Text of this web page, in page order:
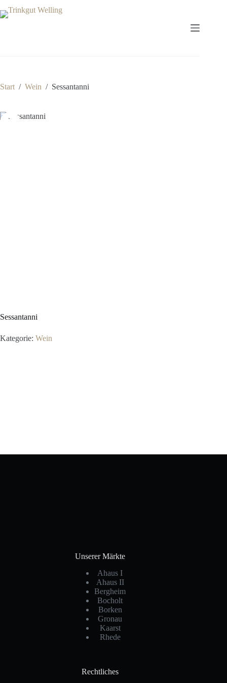
Inhalt
Start / Wein / Sessantanni
Sessantanni
Kategorie: Wein
Unserer Märkte
Ahaus I
Ahaus II
Bergheim
Bocholt
Borken
Gronau
Kaarst
Rhede
Rechtliches